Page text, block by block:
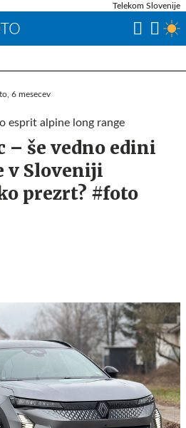
Telekom Slovenije
6 mesecev
esprit alpine long range
– še vedno edini
v Sloveniji
prezrt? #foto